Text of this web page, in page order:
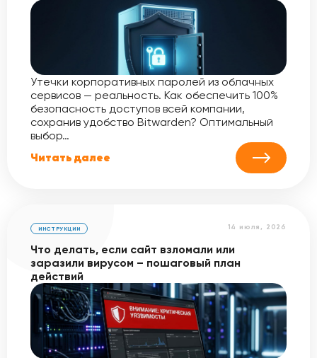
Утечки корпоративных паролей из облачных
сервисов — реальность. Как обеспечить 100%
безопасность доступов всей компании,
сохранив удобство Bitwarden? Оптимальный
выбор…
Читать далее
14 июля, 2026
ИНСТРУКЦИИ
Что делать, если сайт взломали или
заразили вирусом – пошаговый план
действий